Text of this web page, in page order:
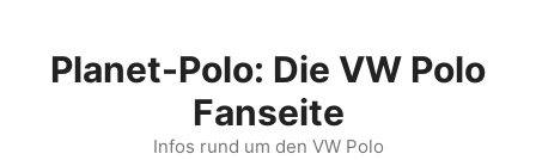
springenPlanet-Polo: Die VW Polo
Fanseite
Infos rund um den VW Polo